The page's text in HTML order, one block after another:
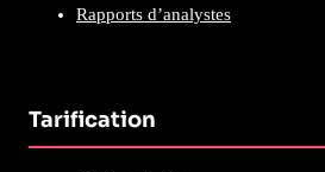
Rapports d’analystes
Tarification